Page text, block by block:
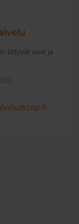
liittyvät asiat ja